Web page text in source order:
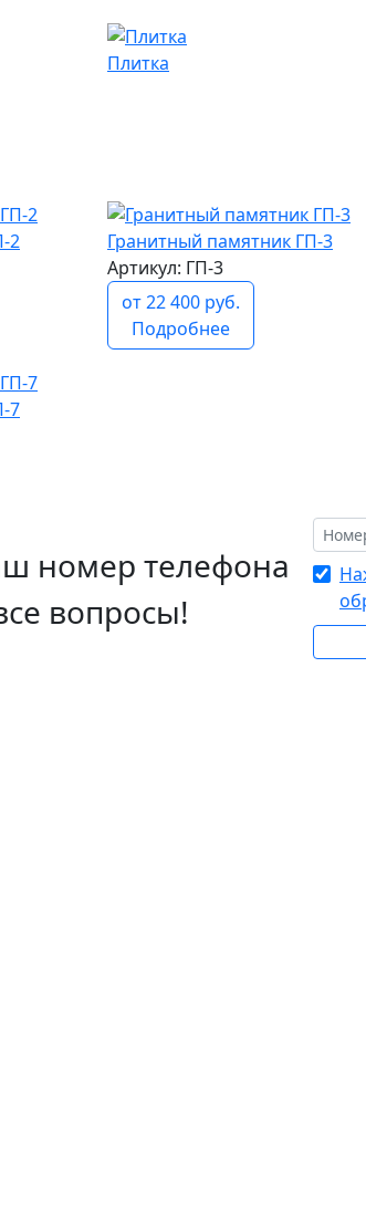
Плитка
2
Гранитный памятник ГП-3
Артикул: ГП-3
от 22 400 руб.
Подробнее
7
номер телефона
вопросы!